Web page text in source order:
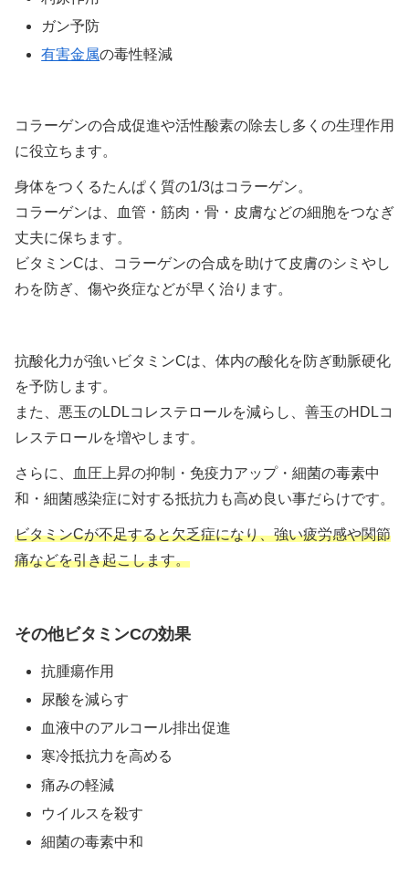
ガン予防
有害金属の毒性軽減
コラーゲンの合成促進や活性酸素の除去し多くの生理作用
に役立ちます。
身体をつくるたんぱく質の1/3はコラーゲン。
コラーゲンは、血管・筋肉・骨・皮膚などの細胞をつなぎ
丈夫に保ちます。
ビタミンCは、コラーゲンの合成を助けて皮膚のシミやし
わを防ぎ、傷や炎症などが早く治ります。
抗酸化力が強いビタミンCは、体内の酸化を防ぎ動脈硬化
を予防します。
また、悪玉のLDLコレステロールを減らし、善玉のHDLコ
レステロールを増やします。
さらに、血圧上昇の抑制・免疫力アップ・細菌の毒素中
和・細菌感染症に対する抵抗力も高め良い事だらけです。
ビタミンCが不足すると欠乏症になり、強い疲労感や関節
痛などを引き起こします。
その他ビタミンCの効果
抗腫瘍作用
尿酸を減らす
血液中のアルコール排出促進
寒冷抵抗力を高める
痛みの軽減
ウイルスを殺す
細菌の毒素中和